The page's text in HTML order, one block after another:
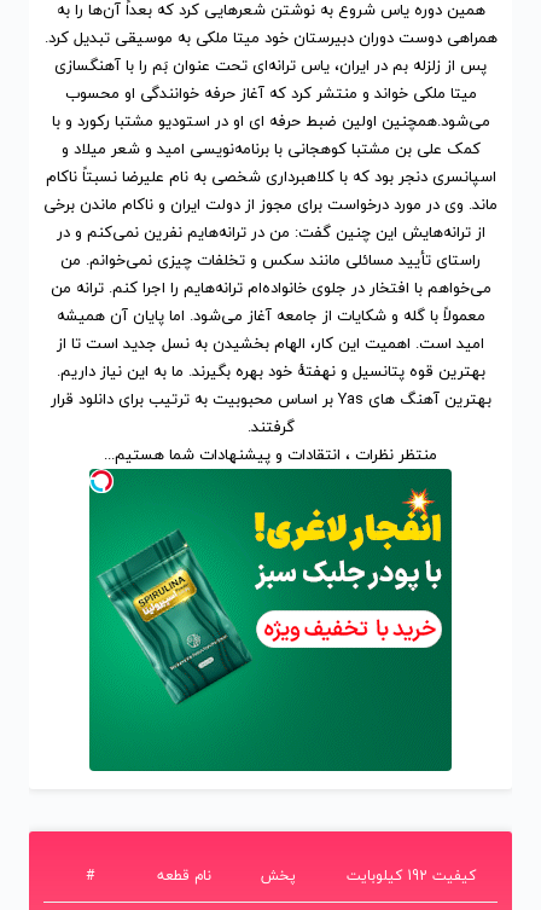
همین دوره یاس شروع به نوشتن شعرهایی کرد که بعداً آن‌ها را به
همراهی دوست دوران دبیرستان خود میتا ملکی به موسیقی تبدیل کرد.
پس از زلزله بم در ایران، یاس ترانه‌ای تحت عنوان بَم را با آهنگسازی
میتا ملکی خواند و منتشر کرد که آغاز حرفه خوانندگی او محسوب
می‌شود.همچنین اولین ضبط حرفه ای او در استودیو مشتبا رکورد و با
کمک علی بن مشتبا کوهجانی با برنامه‌نویسی امید و شعر میلاد و
اسپانسری دنجر بود که با کلاهبرداری شخصی به نام علیرضا نسبتاً ناکام
ماند. وی در مورد درخواست برای مجوز از دولت ایران و ناکام ماندن برخی
از ترانه‌هایش این چنین گفت: من در ترانه‌هایم نفرین نمی‌کنم و در
راستای تأیید مسائلی مانند سکس و تخلفات چیزی نمی‌خوانم. من
می‌خواهم با افتخار در جلوی خانواده‌ام ترانه‌هایم را اجرا کنم. ترانه من
معمولاً با گله و شکایات از جامعه آغاز می‌شود. اما پایان آن همیشه
امید است. اهمیت این کار، الهام بخشیدن به نسل جدید است تا از
بهترین قوه پتانسیل و نهفتهٔ خود بهره بگیرند. ما به این نیاز داریم.
بهترین آهنگ های Yas
بر اساس محبوبیتبه ترتیب برایدانلود قرار
گرفتند.
منتظر نظرات ، انتقادات و پیشنهادات شما هستیم...
# نام قطعه پخش کیفیت 192 کیلوبایت